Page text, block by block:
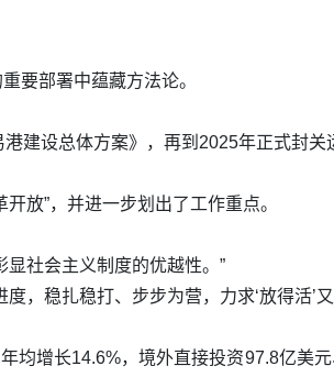
要部署中蕴藏方法论。
建设总体方案》，再到2025年正式封
放”，并进一步划出了工作重点。
社会主义制度的优越性。”
稳扎稳打、步步为营，力求‘放得活’又
均增长14.6%，境外直接投资97.8亿美